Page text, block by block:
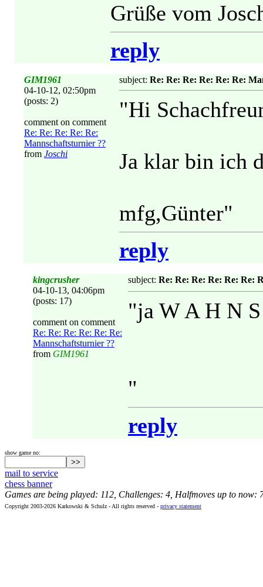
Grüße vom
reply
GIM1961
04-10-12, 02:50pm
(posts: 2)
comment on comment
Re: Re: Re: Re: Re:
Mannschaftsturnier ??
from Joschi
subject: Re: Re: Re: Re: Re: Re:
"Hi
Ja klar bin ich
mfg,Günter"
reply
kingcrusher
04-10-13, 04:06pm
(posts: 17)
comment on comment
Re: Re: Re: Re: Re: Re:
Mannschaftsturnier ??
from GIM1961
subject: Re: Re: Re: Re: Re: Re:
"ja W A H N
"
reply
show game no:
mail to service
chess banner
Games are being played: 112, Challenges: 4, Halfmoves up to now:
Copyright 2003-2026 Karkowski & Schulz - All rights reserved - privacy statement